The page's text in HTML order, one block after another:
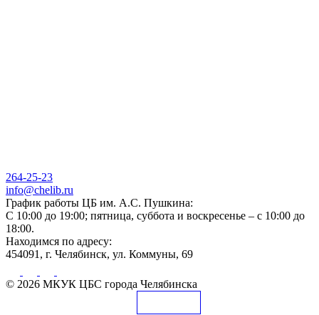
264-25-23
info@chelib.ru
График работы ЦБ им. А.С. Пушкина:
С 10:00 до 19:00; пятница, суббота и воскресенье – с 10:00 до
18:00.
Находимся по адресу:
454091, г. Челябинск, ул. Коммуны, 69
© 2026 МКУК ЦБС города Челябинска